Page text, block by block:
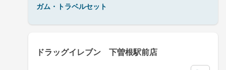
ガム・トラベルセット
ドラッグイレブン 下曽根駅前店